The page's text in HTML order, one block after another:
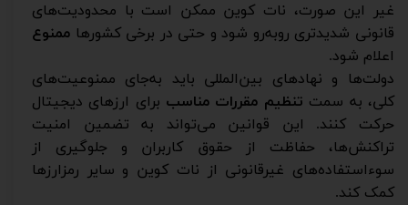
غیر این صورت، نات کوین ممکن است با محدودیت‌های
قانونی شدیدتری روبه‌رو شود و حتی در برخی کشورها ممنوع
اعلام شود.
دولت‌ها و نهادهای بین‌المللی باید به‌جای ممنوعیت‌های
کلی، به سمت تنظیم مقررات مناسب برای ارزهای دیجیتال
حرکت کنند. این قوانین می‌تواند به تضمین امنیت
تراکنش‌ها، حفاظت از حقوق کاربران و جلوگیری از
سوءاستفاده‌های غیرقانونی از نات کوین و سایر رمزارزها
کمک کند.